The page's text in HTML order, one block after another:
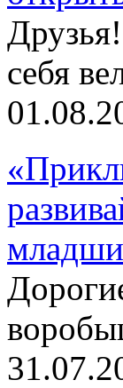
себя